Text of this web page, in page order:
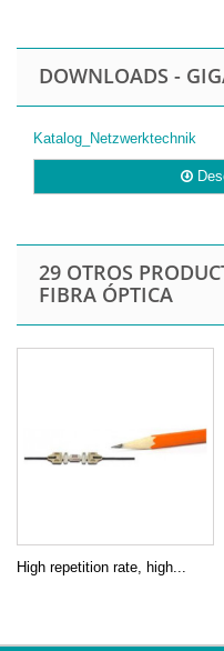
DOWNLOADS -
Katalog_Netzwerktechnik
29 OTROS
FIBRA ÓPTICA
High repetition rate, high...